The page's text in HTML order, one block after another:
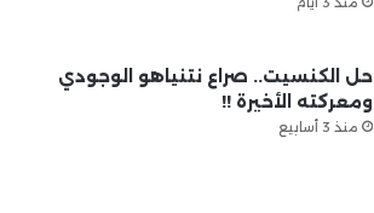
حل الكنسيت.. صراع نتنياهو الوجودي
ومعركته الأخيرة !!
منذ 3 أسابيع